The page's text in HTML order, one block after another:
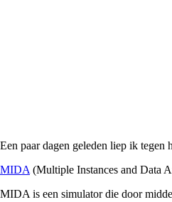
Een paar dagen geleden liep ik
MIDA (Multiple Instances and Data
MIDA is een simulator die door